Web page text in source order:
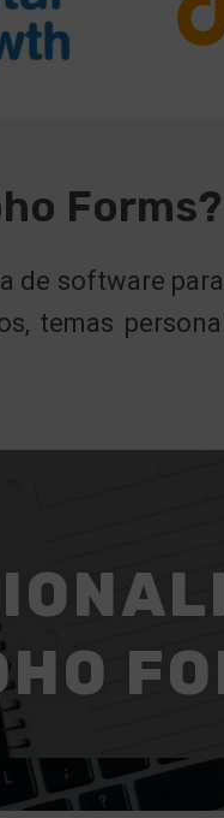
Forms?
de software
temas